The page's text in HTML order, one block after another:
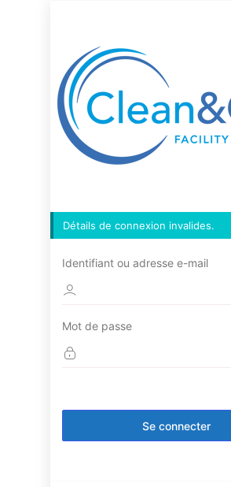
connecter
Détails de connexion invalides.
Identifiant ou adresse e-mail
Mot de passe